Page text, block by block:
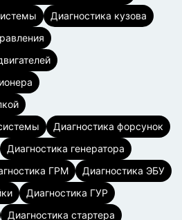
Диагностика кузова
Диагностика форсунок
Диагностика генератора
ГРМ
Диагностика ЭБУ
Диагностика ГУР
Диагностика стартера